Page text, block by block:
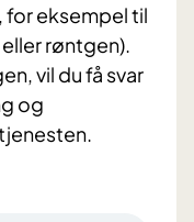
for eksempel til
røntgen).
vil du få svar
og